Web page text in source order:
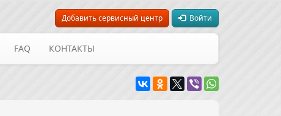
Добавить сервисный центр Войти
FAQ КОНТАКТЫ